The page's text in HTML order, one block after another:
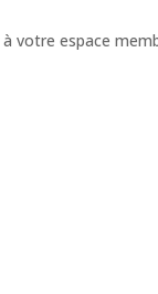
votre espace